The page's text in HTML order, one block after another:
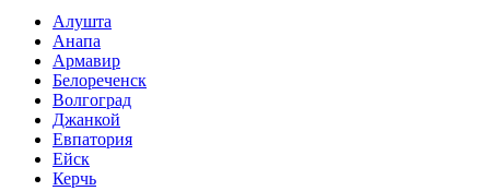
Алушта
Анапа
Армавир
Белореченск
Волгоград
Джанкой
Евпатория
Ейск
Керчь